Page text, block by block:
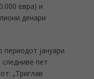
евра) и
денари
јануари
пет
„Триглав